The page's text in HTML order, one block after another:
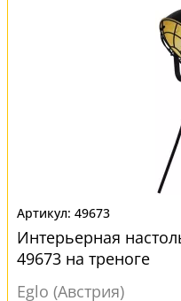
49673
Интерьерная
49673 на треноге
Eglo (Австрия)